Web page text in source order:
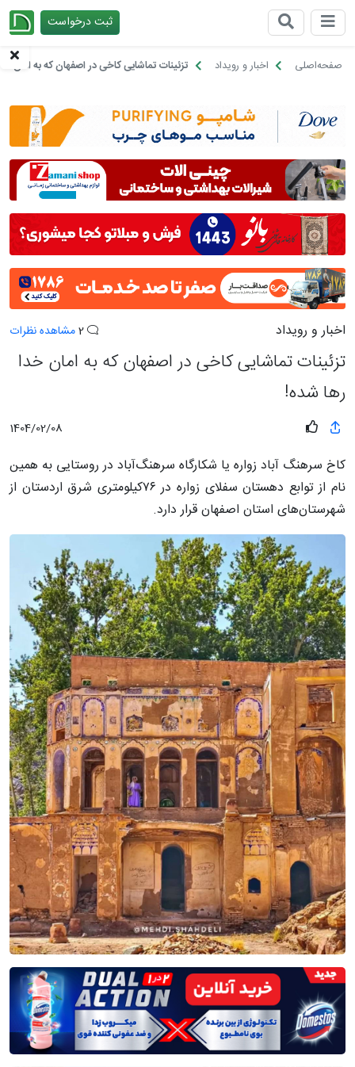
ثبت درخواست
صفحه‌اصلی اخبار و رویداد تزئینات تماشایی کاخی در اصفهان که به امان
اخبار و رویداد مشاهده نظرات
تزئینات تماشایی کاخی در اصفهان که به امان خدا
رها شده!
1404/02/08
کاخ سرهنگ آباد زواره یا شکارگاه سرهنگ‌آباد در روستایی به همین
نام از توابع دهستان سفلای زواره در ۷۶کیلومتری شرق اردستان از
شهرستان‌های استان اصفهان قرار دارد.